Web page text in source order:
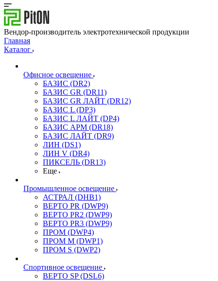
Вендор-производитель электротехнической продукции
Главная
Каталог
Офисное освещение
БАЗИС (DR2)
БАЗИС GR (DR11)
БАЗИС GR ЛАЙТ (DR12)
БАЗИС L (DP3)
БАЗИС L ЛАЙТ (DP4)
БАЗИС АРМ (DR18)
БАЗИС ЛАЙТ (DR9)
ЛИН (DS1)
ЛИН V (DR4)
ПИКСЕЛЬ (DR13)
Еще
Промышленное освещение
АСТРАЛ (DHB1)
ВЕРТО PR (DWP9)
ВЕРТО PR2 (DWP9)
ВЕРТО PR3 (DWP9)
ПРОМ (DWP4)
ПРОМ M (DWP1)
ПРОМ S (DWP2)
Спортивное освещение
ВЕРТО SP (DSL6)